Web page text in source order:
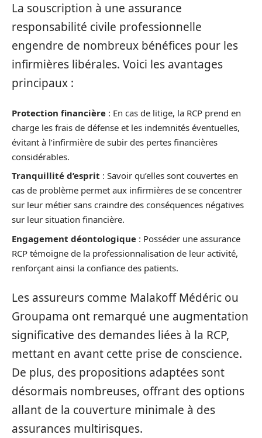
La souscription à une assurance
responsabilité civile professionnelle
engendre de nombreux bénéfices pour les
infirmières libérales. Voici les avantages
principaux :
Protection financière : En cas de litige, la RCP prend en
charge les frais de défense et les indemnités éventuelles,
évitant à l’infirmière de subir des pertes financières
considérables.
Tranquillité d’esprit : Savoir qu’elles sont couvertes en
cas de problème permet aux infirmières de se concentrer
sur leur métier sans craindre des conséquences négatives
sur leur situation financière.
Engagement déontologique : Posséder une assurance
RCP témoigne de la professionnalisation de leur activité,
renforçant ainsi la confiance des patients.
Les assureurs comme Malakoff Médéric ou
Groupama ont remarqué une augmentation
significative des demandes liées à la RCP,
mettant en avant cette prise de conscience.
De plus, des propositions adaptées sont
désormais nombreuses, offrant des options
allant de la couverture minimale à des
assurances multirisques.